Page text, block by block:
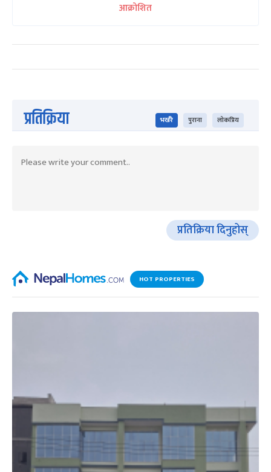
आक्रोशित
प्रतिक्रिया भर्खरै पुराना लोकप्रिय
प्रतिक्रिया दिनुहोस्
HOT PROPERTIES